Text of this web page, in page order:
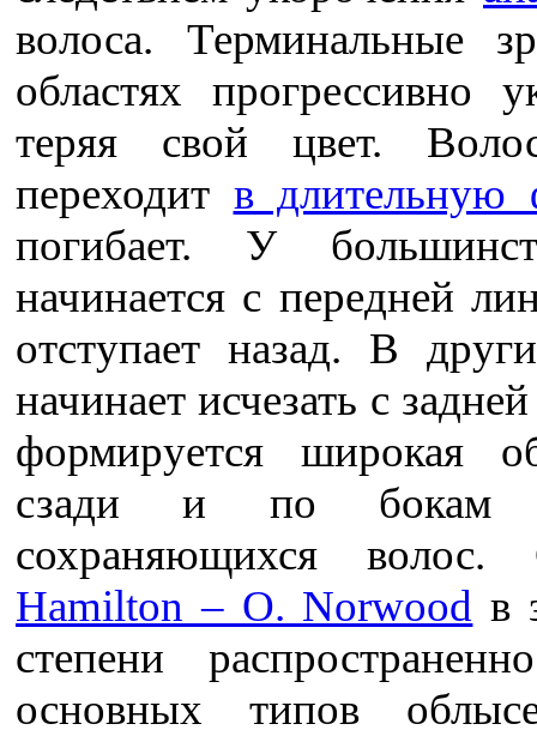
волоса. Терминальные
областях прогрессивно
теряя свой цвет.
переходит в длительную
погибает. У
начинается с передней
отступает назад. В
начинает исчезать с
формируется широкая
сзади и по бокам
сохраняющихся
Hamilton – O. Norwood в
степени
основных типов